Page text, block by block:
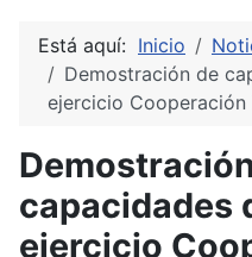
Está aquí: Inicio
Demostración de
ejercicio Cooperación
capacidades
ejercicio